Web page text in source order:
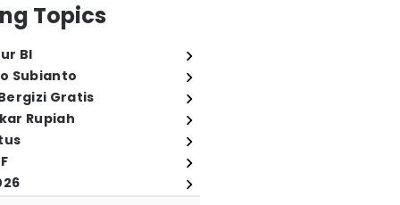
Topics
BI
Subianto
Gratis
Rupiah